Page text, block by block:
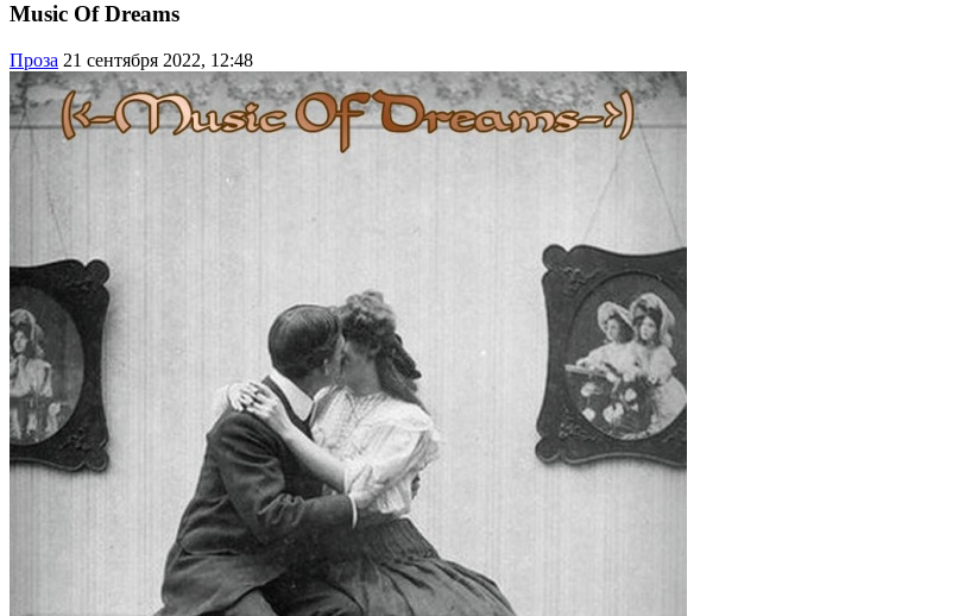
Music Of Dreams
Проза 21 сентября 2022, 12:48